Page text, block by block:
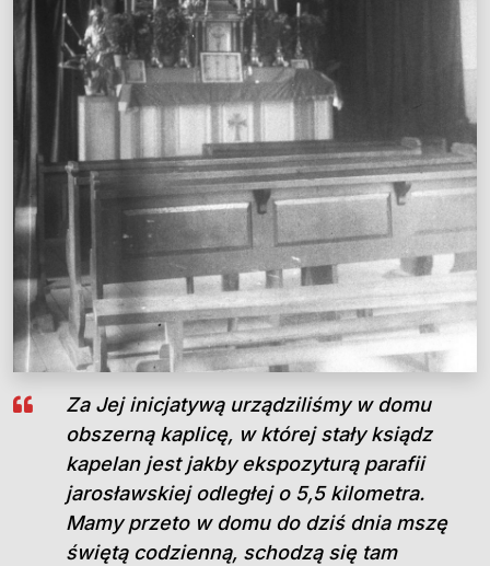
Za Jej inicjatywą urządziliśmy w domu
obszerną kaplicę, w której stały ksiądz
kapelan jest jakby ekspozyturą parafii
jarosławskiej odległej o 5,5 kilometra.
Mamy przeto w domu do dziś dnia mszę
świętą codzienną, schodzą się tam